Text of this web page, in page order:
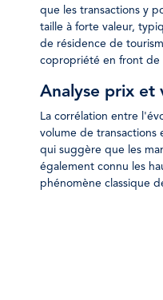
que les transactions y
taille à forte valeur,
de résidence de
copropriété en front de
Analyse prix et
La corrélation entre
volume de transactions
qui suggère que les
également connu les
phénomène classique